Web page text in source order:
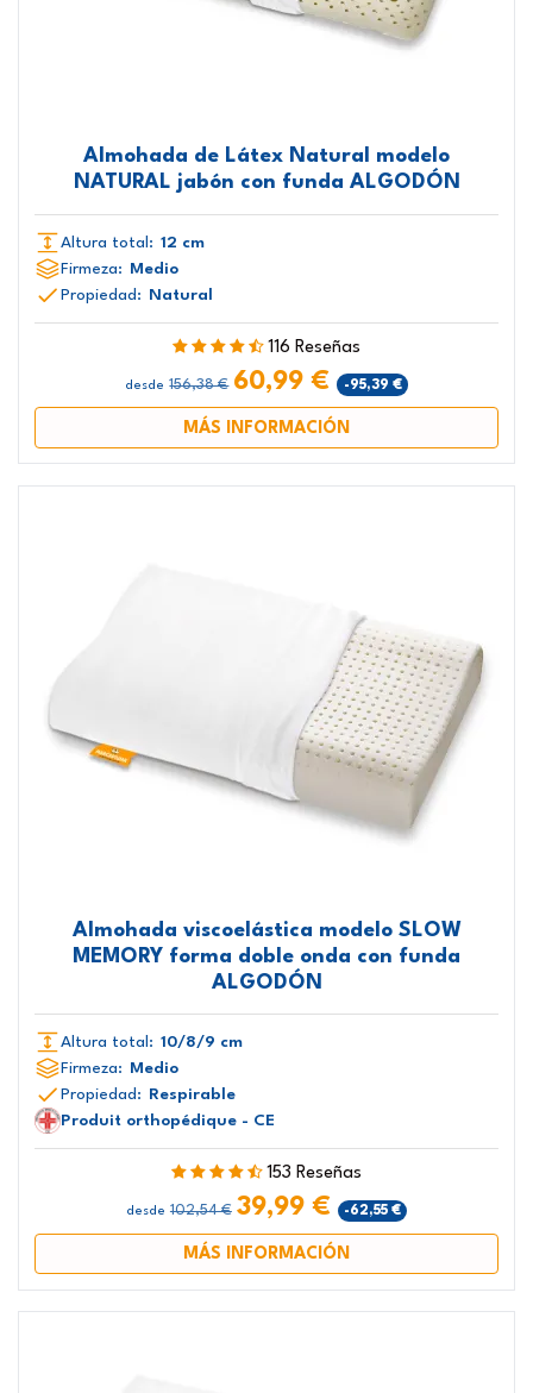
Almohada de Látex Natural modelo
NATURAL jabón con funda ALGODÓN
Altura total: 12 cm
Firmeza: Medio
Propiedad: Natural
116 Reseñas
desde 156,38 € 60,99 € -95,39 €
MÁS INFORMACIÓN
Almohada viscoelástica modelo SLOW
MEMORY forma doble onda con funda
ALGODÓN
Altura total: 10/8/9 cm
Firmeza:
Medio
Propiedad:
Respirable
Produit orthopédique - CE
153 Reseñas
desde 102,54 € 39,99 € -62,55 €
MÁS INFORMACIÓN